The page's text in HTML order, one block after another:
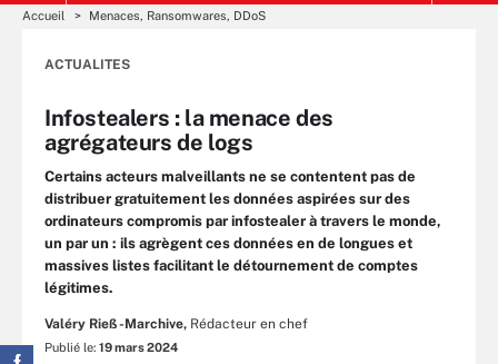
Accueil Menaces, Ransomwares, DDoS
ACTUALITES
Infostealers : la menace des
agrégateurs de logs
Certains acteurs malveillants ne se contentent pas de
distribuer gratuitement les données aspirées sur des
ordinateurs compromis par infostealer à travers le monde,
un par un : ils agrègent ces données en de longues et
massives listes facilitant le détournement de comptes
légitimes.
Valéry Rieß-Marchive, Rédacteur en chef
Publié le: 19 mars 2024